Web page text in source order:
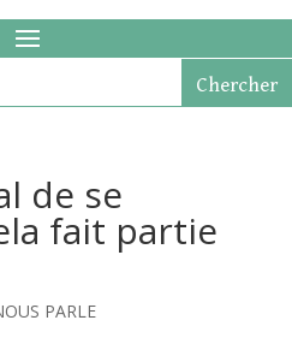
de se
fait partie
PARLE